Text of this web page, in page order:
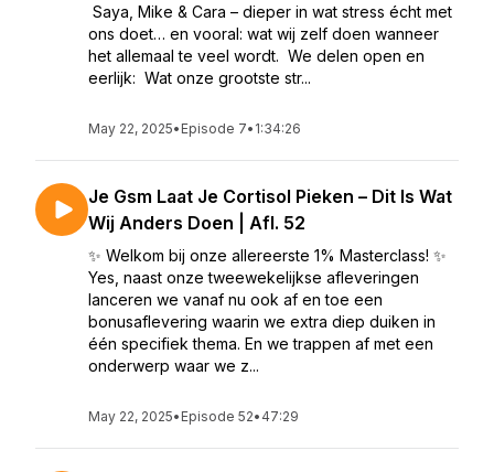
Saya, Mike & Cara – dieper in wat stress écht met
ons doet… en vooral: wat wij zelf doen wanneer
het allemaal te veel wordt. We delen open en
eerlijk: Wat onze grootste str...
May 22, 2025• Episode 7• 1:34:26
Je Gsm Laat Je Cortisol Pieken – Dit Is Wat
Wij Anders Doen | Afl. 52
✨ Welkom bij onze allereerste 1% Masterclass! ✨
Yes, naast onze tweewekelijkse afleveringen
lanceren we vanaf nu ook af en toe een
bonusaflevering waarin we extra diep duiken in
één specifiek thema. En we trappen af met een
onderwerp waar we z...
May 22, 2025• Episode 52• 47:29